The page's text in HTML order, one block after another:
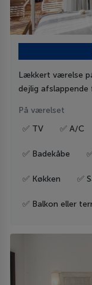
Lækkert værelse
dejlig afslappende
På værelset
✅ TV
✅ A/C
✅ Badekåbe
✅ Køkken ✅
✅ Balkon eller